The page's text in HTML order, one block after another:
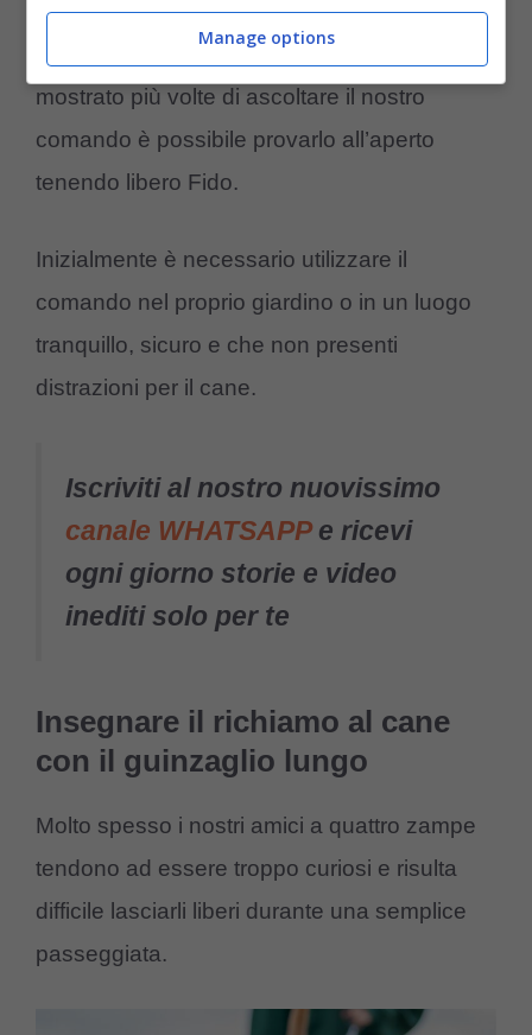
Una volta che la nostra palla di pelo ha
mostrato più volte di ascoltare il nostro
comando è possibile provarlo all’aperto
tenendo libero Fido.
Inizialmente è necessario utilizzare il
comando nel proprio giardino o in un luogo
tranquillo, sicuro e che non presenti
distrazioni per il cane.
Iscriviti al nostro nuovissimo
canale WHATSAPPe ricevi
ogni giorno storie e video
inediti solo per te
Insegnare il richiamo al cane
con il guinzaglio lungo
Molto spesso i nostri amici a quattro zampe
tendono ad essere troppo curiosi e risulta
difficile lasciarli liberi durante una semplice
passeggiata.
Manage options